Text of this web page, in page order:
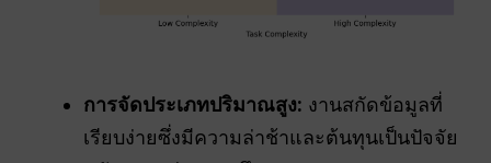
การจัดประเภทปริมาณสูง: งานสกัดข้อมูลที่
เรียบง่ายซึ่งมีความล่าช้าและต้นทุนเป็นปัจจัย